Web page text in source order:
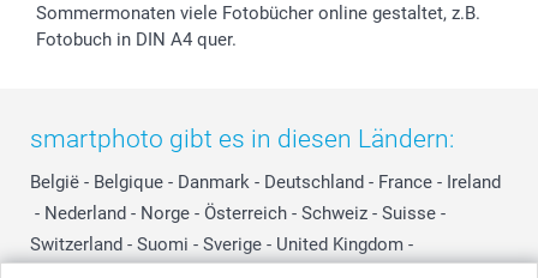
Sommermonaten viele Fotobücher online gestaltet, z.B.
Fotobuch in DIN A4 quer.
smartphoto gibt es in diesen Ländern:
België - Belgique - Danmark - Deutschland - France - Ireland
- Nederland - Norge - Österreich - Schweiz - Suisse -
Switzerland - Suomi - Sverige - United Kingdom -